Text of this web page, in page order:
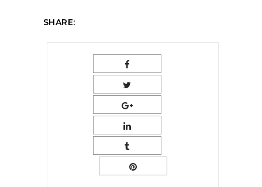
SHARE: